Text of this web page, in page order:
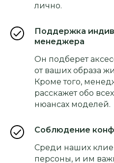
лично.
Поддержка
менеджера
Он подберет
от ваших образа
Кроме того,
расскажет обо
нюансах моделей.
Соблюдение
Среди наших
персоны, и им